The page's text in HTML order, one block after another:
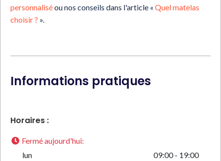
personnaliséou nos conseils dans l'article « Quel matelas
choisir ? ».
Informations pratiques
Horaires :
Fermé aujourd'hui:
lun
09:00 - 19:00